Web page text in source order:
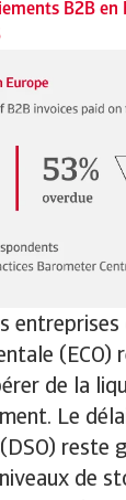
B2B
(ECO)
de la
Le
reste
de